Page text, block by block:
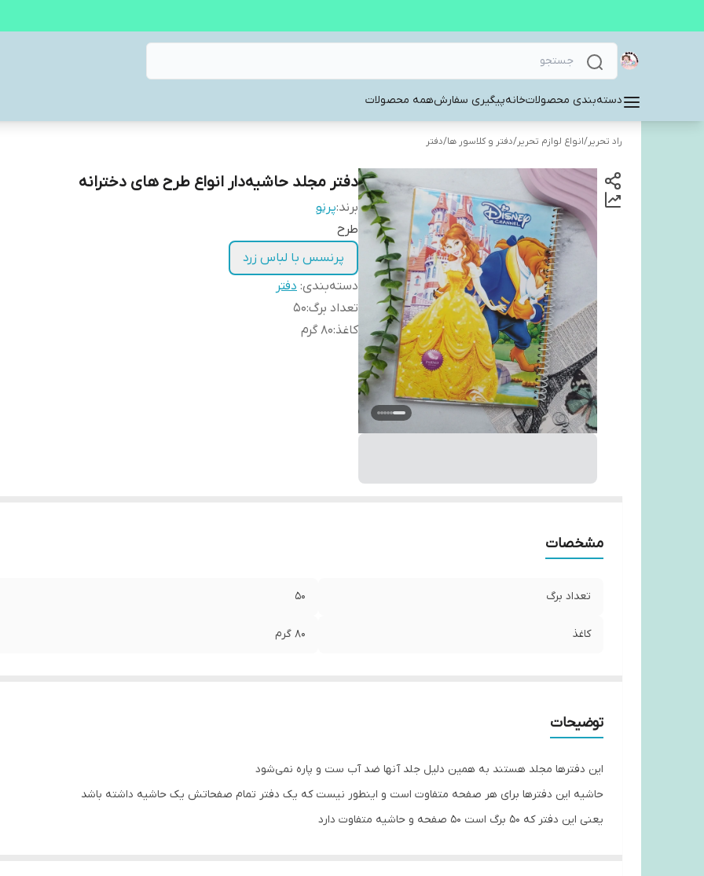
دسته‌بندی محصولاتخانهپیگیری سفارشهمه محصولات
راد تحریر/انواع لوازم تحریر/دفتر و کلاسور ها/دفتر
دفتر مجلد حاشیه‌دار انواع طرح های دخترانه
برند:پرنو
طرح
پرنسس با لباس زرد
دسته‌بندی: دفتر
تعداد برگ:۵۰
کاغذ:۸۰ گرم
مشخصات
تعداد برگ ۵۰
کاغذ ۸۰ گرم
توضیحات
این دفترها مجلد هستند به همین دلیل جلد آنها ضد آب ست و پاره نمی‌شود
حاشیه این دفترها برای هر صفحه متفاوت است و اینطور نیست که یک دفتر تمام صفحاتش یک حاشیه داشته باشد
یعنی این دفتر که ۵۰ برگ است ۵۰ صفحه و حاشیه متفاوت دارد